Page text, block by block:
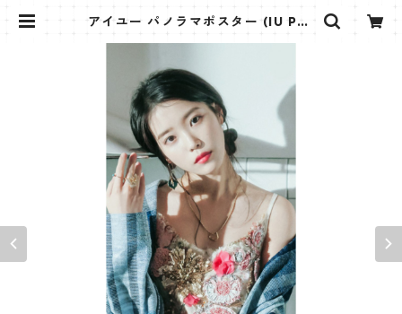
アイユー パノラマポスター (IU Pos